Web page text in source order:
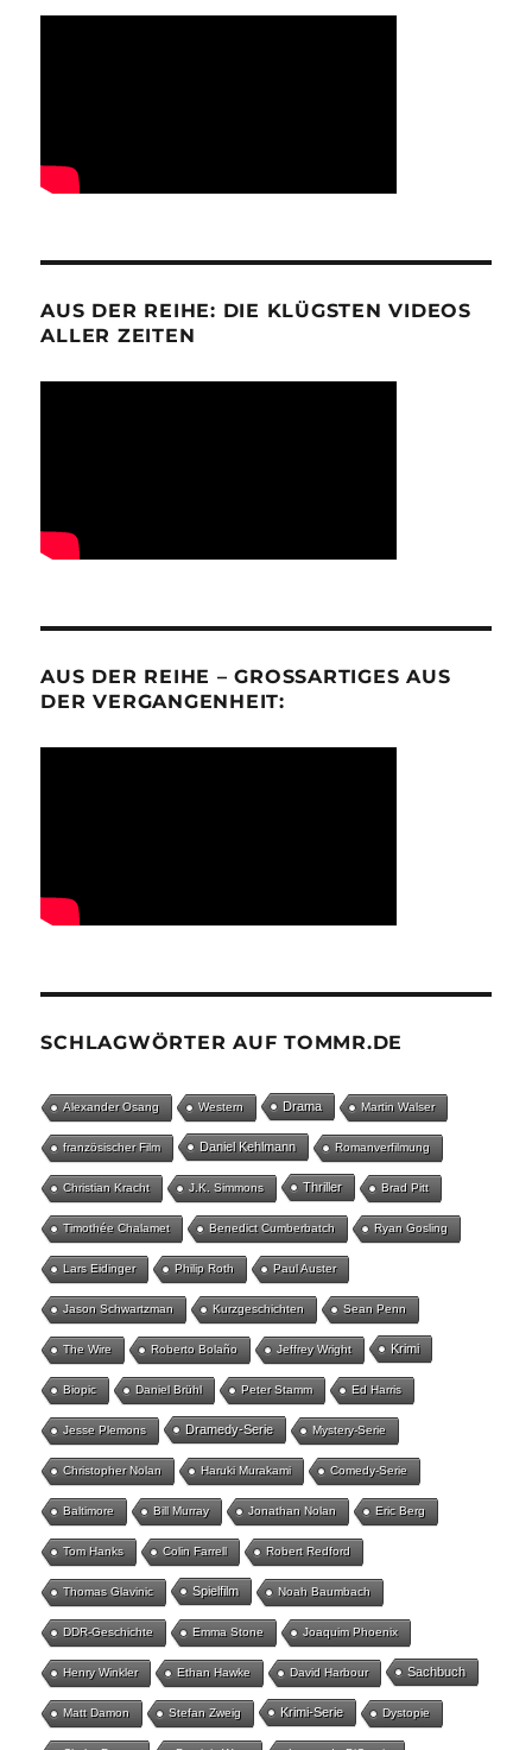
AUS DER REIHE: DIE KLÜGSTEN VIDEOS
ALLER ZEITEN
AUS DER REIHE – GROSSARTIGES AUS D
ER VERGANGENHEIT:
SCHLAGWÖRTER AUF TOMMR.DE
Alexander Osang Western Drama Martin Walser
französischer Film Daniel Kehlmann Romanverfilmung
Christian Kracht J.K. Simmons Thriller Brad Pitt
Timothée Chalamet Benedict Cumberbatch Ryan Gosling
Lars Eidinger Philip Roth Paul Auster
Jason Schwartzman Kurzgeschichten Sean Penn
The Wire Roberto Bolaño Jeffrey Wright Krimi
Biopic Daniel Brühl Peter Stamm Ed Harris
Jesse Plemons Dramedy-Serie Mystery-Serie
Christopher Nolan Haruki Murakami Comedy-Serie
Baltimore Bill Murray Jonathan Nolan Eric Berg
Tom Hanks Colin Farrell Robert Redford
Thomas Glavinic Spielfilm Noah Baumbach
DDR-Geschichte Emma Stone Joaquim Phoenix
Henry Winkler Ethan Hawke David Harbour Sachbuch
Matt Damon Stefan Zweig Krimi-Serie Dystopie